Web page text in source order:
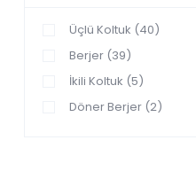
Üçlü Koltuk (40)
Berjer (39)
İkili Koltuk (5)
Döner Berjer (2)